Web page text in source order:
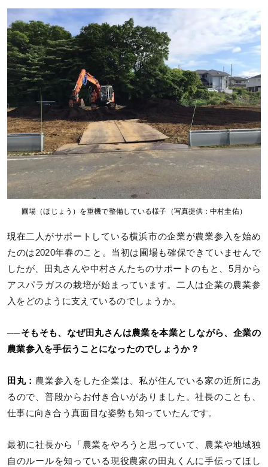
圃場（ほじょう）を重機で整備している様子（写真提供：中村圭佑）
現在二人がサポートしている横浜市の企業が農業参入を始め
たのは2020年春のこと。当初は圃場も確保できていませんで
したが、田丸さんや中村さんたちのサポートのもと、5月から
アスパラガスの栽培が始まっています。二人は企業の農業参
入をどのように支えているのでしょうか。
──そもそも、なぜ田丸さんは農業を本業としながら、企業の
農業参入を手伝うことになったのでしょうか？
田丸： 農業参入をした企業は、私が住んでいる家の近所にあ
るので、普段からお付き合いがありました。社長のことも、
仕事に向き合う真面目な姿勢も知っていたんです。
最初に社長から「農業をやろうと思っていて、農業や地域独
自のルールを知っている現役農家の田丸くんに手伝ってほし